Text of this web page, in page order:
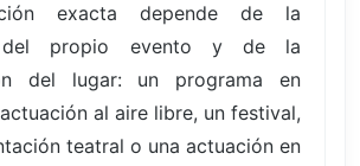
exacta depende de la
del propio evento y de la
del lugar: un programa en
al aire libre, un festival,
teatral o una actuación en